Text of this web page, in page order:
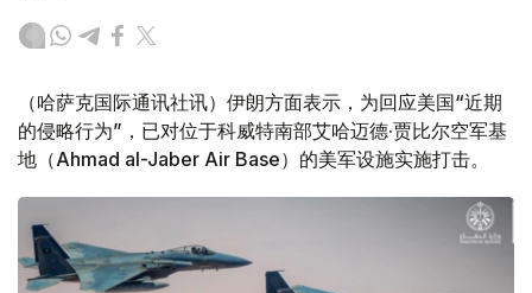
（哈萨克国际通讯社讯）伊朗方面表示，为回应美国“近期
的侵略行为”，已对位于科威特南部艾哈迈德·贾比尔空军基
地（Ahmad al-Jaber Air Base）的美军设施实施打击。